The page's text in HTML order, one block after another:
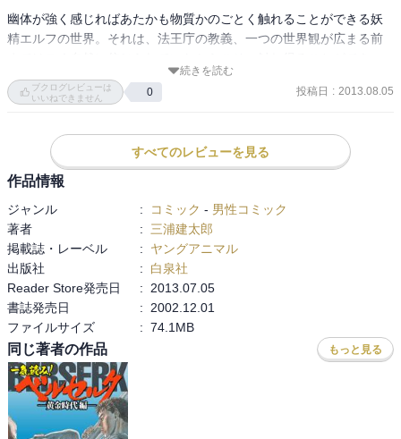
幽体が強く感じればあたかも物質かのごとく触れることができる妖
精エルフの世界。それは、法王庁の教義、一つの世界観が広まる前
た。
宗教のイケない面を描いているように思われます。
続きを読む
ブクログレビューは
いいねできません
0 投稿日 : 2013.08.05
すべてのレビューを見る
作品情報
ジャンル : コミック - 男性コミック
著者
:
三浦建太郎
掲載誌・レーベル
:
ヤングアニマル
出版社
:
白泉社
Reader Store発売日
:
2013.07.05
書誌発売日
:
2002.12.01
ファイルサイズ
: 74.1MB
同じ著者の作品 もっと見る